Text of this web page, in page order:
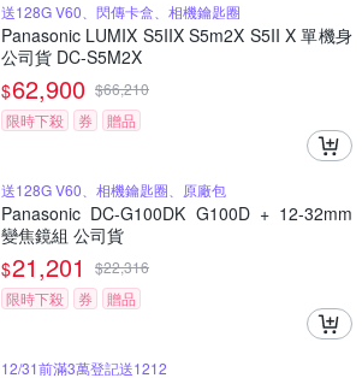
送128G V60、閃傳卡盒、相機鑰匙圈
Panasonic LUMIX S5IIX S5m2X S5II X 單機身
公司貨 DC-S5M2X
$62,900 $66,210
限時下殺
券 贈品
送128G V60、相機鑰匙圈、原廠包
Panasonic DC-G100DK G100D + 12-32mm
變焦鏡組 公司貨
$21,201 $22,316
限時下殺
券 贈品
12/31前滿3萬登記送1212